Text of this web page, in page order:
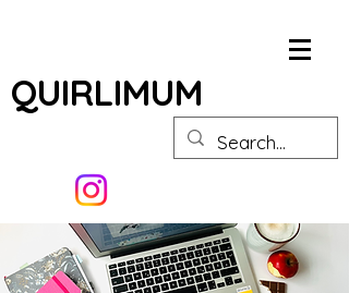
QUIRLIMUM